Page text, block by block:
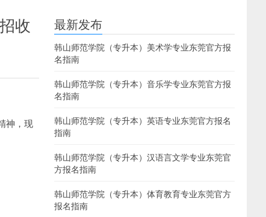
收
神，现
最新发布
韩山师范学院（专升本）美术学专业东莞官方报
名指南
韩山师范学院（专升本）音乐学专业东莞官方报
名指南
韩山师范学院（专升本）英语专业东莞官方报名
指南
韩山师范学院（专升本）汉语言文学专业东莞官
方报名指南
韩山师范学院（专升本）体育教育专业东莞官方
报名指南